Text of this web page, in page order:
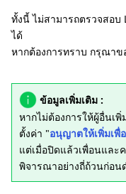
ทั้งนี้ ไม่สามารถตรวจสอบ
ได้
หากต้องการทราบ กรุณา
ข้อมูลเพิ่มเติม :
หากไม่ต้องการให้ผู้อื่นเ
ตั้งค่า "อนุญาตให้เพิ่มเพื่
แต่เมื่อปิดแล้วเพื่อนแล
พิจารณาอย่างถี่ถ้วนก่อน